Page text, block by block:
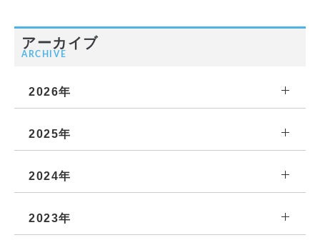
アーカイブ
ARCHIVE
2026年
2025年
2024年
2023年